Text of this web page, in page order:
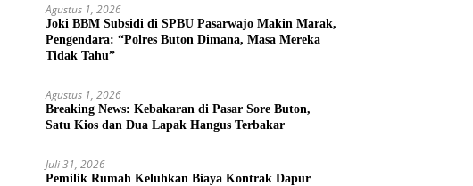
Agustus 1, 2026
Joki BBM Subsidi di SPBU Pasarwajo Makin Marak,
Pengendara: “Polres Buton Dimana, Masa Mereka
Tidak Tahu”
Agustus 1, 2026
Breaking News: Kebakaran di Pasar Sore Buton,
Satu Kios dan Dua Lapak Hangus Terbakar
Juli 31, 2026
Pemilik Rumah Keluhkan Biaya Kontrak Dapur